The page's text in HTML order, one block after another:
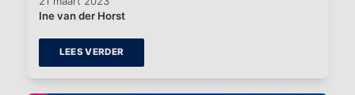
Ine van der Horst
LEES VERDER